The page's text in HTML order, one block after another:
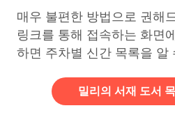
매우 불편한 방법으로 권해
링크를 통해 접속하는 화면
하면 주차별 신간 목록을 알
밀리의 서재 도서